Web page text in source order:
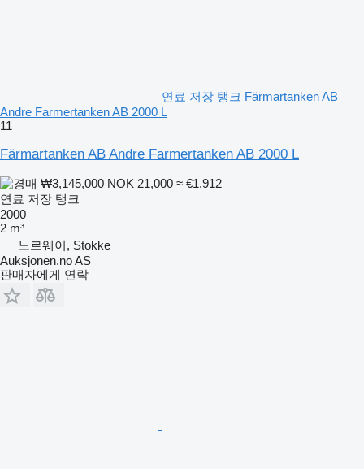
연료 저장 탱크 Färmartanken AB
Andre Farmertanken AB 2000 L
11
Färmartanken AB Andre Farmertanken AB 2000 L
₩3,145,000 NOK 21,000 ≈ €1,912
연료 저장 탱크
2000
2 m³
노르웨이, Stokke
Auksjonen.no AS
판매자에게 연락